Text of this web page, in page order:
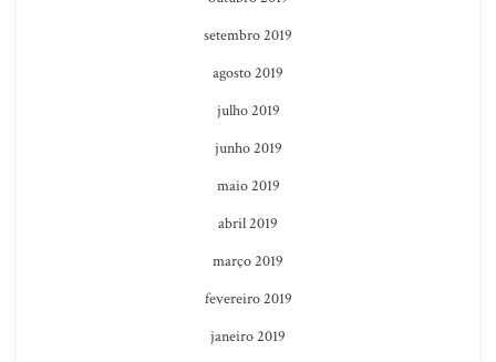
setembro 2019
agosto 2019
julho 2019
junho 2019
maio 2019
abril 2019
março 2019
fevereiro 2019
janeiro 2019